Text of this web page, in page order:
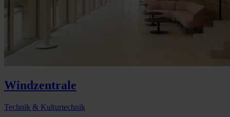
Windzentrale
Technik & Kulturtechnik